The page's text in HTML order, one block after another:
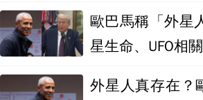
歐巴馬稱「外星
星生命、UFO相
外星人真存在？